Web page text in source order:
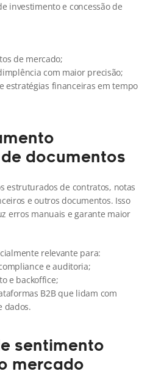
investimento e concessão de
de mercado;
com maior precisão;
estratégias financeiras em tempo
documentos
estruturados de contratos, notas
e outros documentos. Isso
erros manuais e garante maior
relevante para:
e auditoria;
e backoffice;
B2B que lidam com
dados.
sentimento
mercado